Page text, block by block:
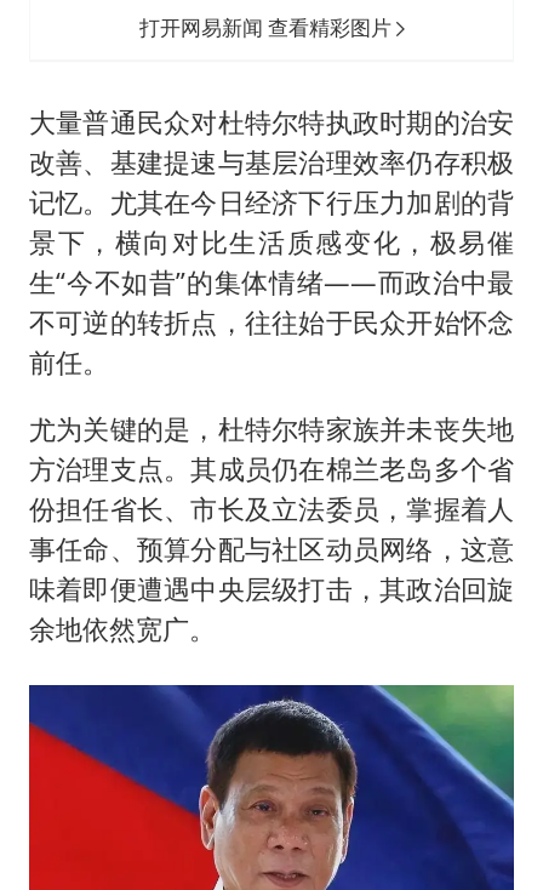
打开网易新闻 查看精彩图片
大量普通民众对杜特尔特执政时期的治安
改善、基建提速与基层治理效率仍存积极
记忆。尤其在今日经济下行压力加剧的背
景下，横向对比生活质感变化，极易催
生“今不如昔”的集体情绪——而政治中最
不可逆的转折点，往往始于民众开始怀念
前任。
尤为关键的是，杜特尔特家族并未丧失地
方治理支点。其成员仍在棉兰老岛多个省
份担任省长、市长及立法委员，掌握着人
事任命、预算分配与社区动员网络，这意
味着即便遭遇中央层级打击，其政治回旋
余地依然宽广。